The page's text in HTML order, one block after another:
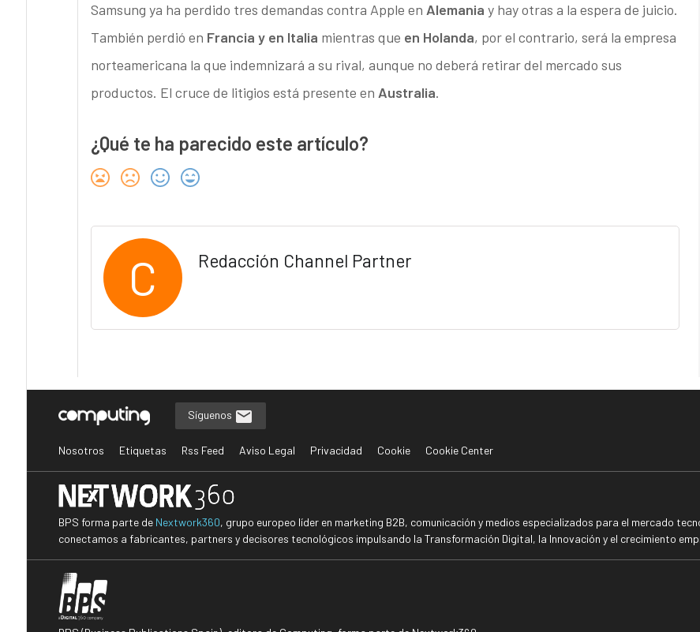
Samsung ya ha perdido tres demandas contra Apple en Alemania y hay otras a la espera de juicio.
También perdió en Francia y en Italia mientras que en Holanda, por el contrario, será la empresa
norteamericana la que indemnizará a su rival, aunque no deberá retirar del mercado sus
productos. El cruce de litigios está presente en Australia.
¿Qué te ha parecido este artículo?
C Redacción Channel Partner
Síguenos
Nosotros Etiquetas Rss Feed Aviso Legal Privacidad Cookie Cookie Center
BPS forma parte de Nextwork360, grupo europeo líder en marketing B2B, comunicación y medios especializados para el mercado
conectamos a fabricantes, partners y decisores tecnológicos impulsando la Transformación Digital, la Innovación y el crecimiento